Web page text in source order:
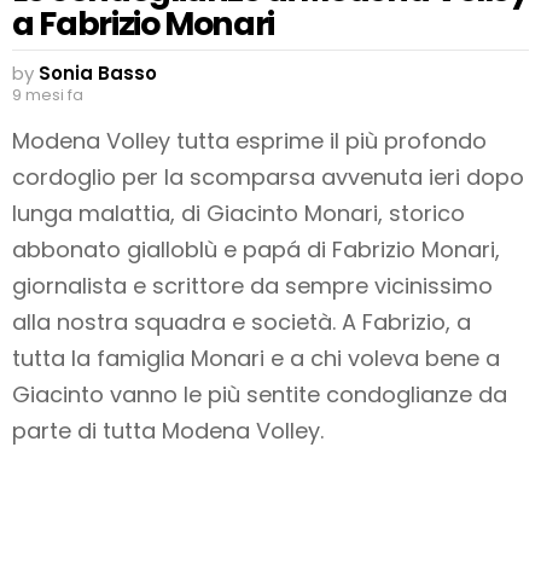
a Fabrizio Monari
by Sonia Basso
9 mesi fa
Modena Volley tutta esprime il più profondo
cordoglio per la scomparsa avvenuta ieri dopo
lunga malattia, di Giacinto Monari, storico
abbonato gialloblù e papá di Fabrizio Monari,
giornalista e scrittore da sempre vicinissimo
alla nostra squadra e società. A Fabrizio, a
tutta la famiglia Monari e a chi voleva bene a
Giacinto vanno le più sentite condoglianze da
parte di tutta Modena Volley.